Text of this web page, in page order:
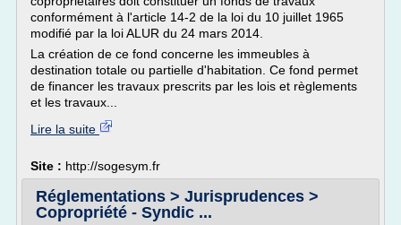
conformément à l'article 14-2 de la loi du 10 juillet 1965
modifié par la loi ALUR du 24 mars 2014.
La création de ce fond concerne les immeubles à
destination totale ou partielle d'habitation. Ce fond permet
de financer les travaux prescrits par les lois et règlements
et les travaux...
Lire la suite
Site : http://sogesym.fr
Réglementations > Jurisprudences >
Copropriété - Syndic ...